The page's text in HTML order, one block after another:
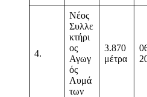
4.
Νέος
Συλλε
κτήρι
ος
Αγωγ
ός
Λυμά
των
3.870
μέτρα